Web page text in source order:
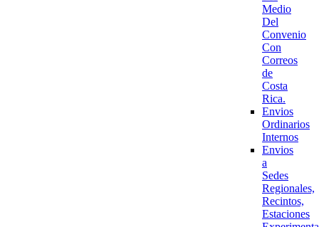
Medio
Del
Convenio
Con
Correos
de
Costa
Rica.
Envios
Ordinarios
Internos
Envios
a
Sedes
Regionales,
Recintos,
Estaciones